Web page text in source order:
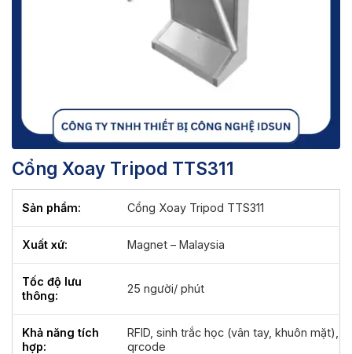
Cổng Xoay Tripod TTS311
Sản phẩm: Cổng Xoay Tripod TTS311
Xuất xứ: Magnet – Malaysia
Tốc độ lưu
thông:
25 người/ phút
Khả năng tích
hợp:
RFID, sinh trắc học (vân tay, khuôn mặt),
qrcode